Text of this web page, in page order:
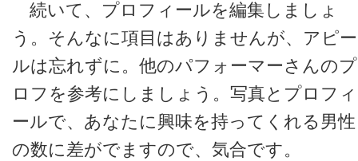
続いて、プロフィールを編集しましょ
う。そんなに項目はありませんが、アピー
ルは忘れずに。他のパフォーマーさんのプ
ロフを参考にしましょう。写真とプロフィ
ールで、あなたに興味を持ってくれる男性
の数に差がでますので、気合です。